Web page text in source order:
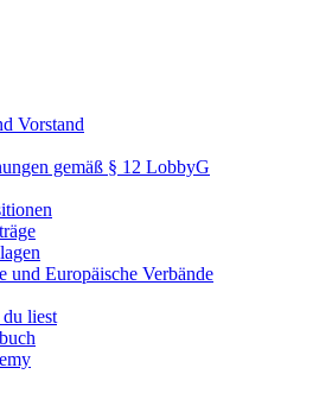
Vorstand
gemäß § 12 LobbyG
und Europäische Verbände
liest